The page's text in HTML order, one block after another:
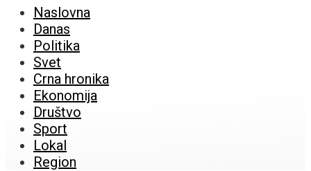
Naslovna
Danas
Politika
Svet
Crna hronika
Ekonomija
Društvo
Sport
Lokal
Region